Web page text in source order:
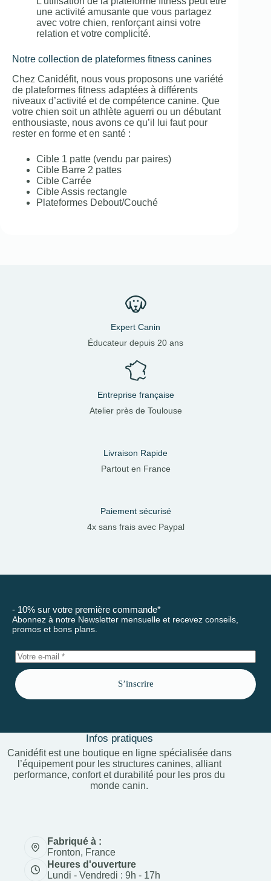
une activité amusante que vous partagez
avec votre chien, renforçant ainsi votre
relation et votre complicité.
Notre collection de plateformes fitness canines
Chez Canidéfit, nous vous proposons une variété
de plateformes fitness adaptées à différents
niveaux d’activité et de compétence canine. Que
votre chien soit un athlète aguerri ou un débutant
enthousiaste, nous avons ce qu’il lui faut pour
rester en forme et en santé :
Cible 1 patte (vendu par paires)
Cible Barre 2 pattes
Cible Carrée
Cible Assis rectangle
Plateformes Debout/Couché
Expert Canin
Éducateur depuis 20 ans
Entreprise française
Atelier près de Toulouse
Livraison Rapide
Partout en France
Paiement sécurisé
4x sans frais avec Paypal
- 10% sur votre première commande*
Abonnez à notre Newsletter mensuelle et recevez conseils,
promos et bons plans.
S’inscrire
Infos pratiques
Canidéfit est une boutique en ligne spécialisée dans
l’équipement pour les structures canines, alliant
performance, confort et durabilité pour les pros du
monde canin.
Fabriqué à :
Fronton, France
Heures d'ouverture
Lundi - Vendredi : 9h - 17h